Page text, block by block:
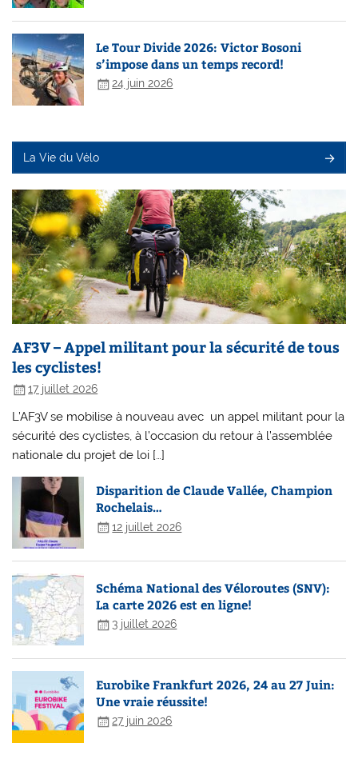
Le Tour Divide 2026: Victor Bosoni
s’impose dans un temps record!
24 juin 2026
La Vie du Vélo
AF3V – Appel militant pour la sécurité de tous
les cyclistes!
17 juillet 2026
L’AF3V se mobilise à nouveau avec un appel militant pour la
sécurité des cyclistes, à l’occasion du retour à l’assemblée
nationale du projet de loi […]
Disparition de Claude Vallée, Champion
Rochelais…
12 juillet 2026
Schéma National des Véloroutes (SNV):
La carte 2026 est en ligne!
3 juillet 2026
Eurobike Frankfurt 2026, 24 au 27 Juin:
Une vraie réussite!
27 juin 2026